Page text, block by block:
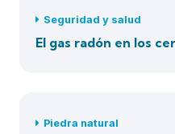
Seguridad y salud
El gas radón en los
Piedra natural